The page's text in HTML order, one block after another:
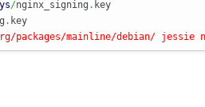
/nginx_signing . key
. key
packages/mainline/debian/ jessie